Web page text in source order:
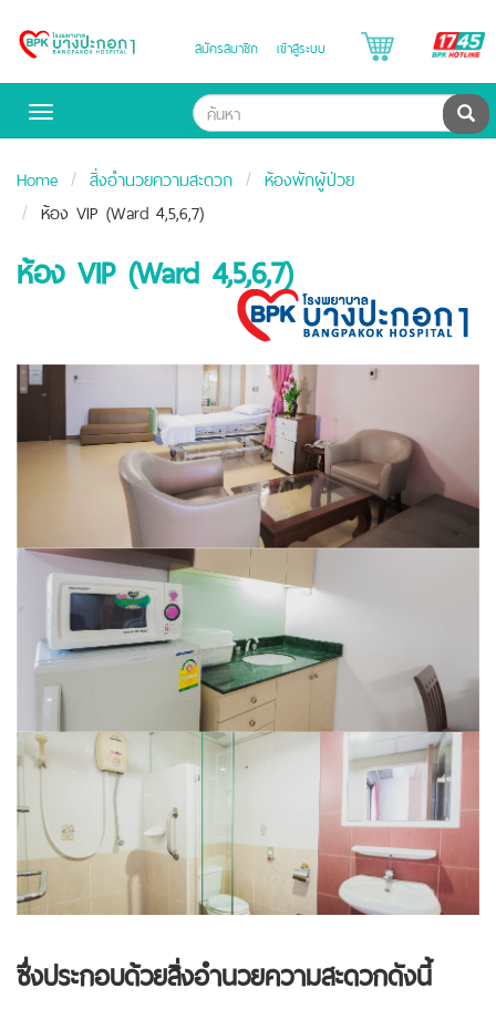
Bangpakok
สมัครสมาชิก เข้าสู่ระบบ
Toggle
ค้น
Home สิ่งอำนวยความสะดวก
ห้องพักผู้ป่วย
ห้อง VIP (Ward 4,5,6,7)
ห้อง VIP (Ward 4,5,6,7)
ซึ่งประกอบด้วยสิ่งอำนวยความสะดวกดังนี้